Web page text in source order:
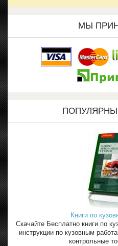
МЫ
Книги по
Скачайте Бесплатно книги по
инструкции по кузовным
контрольные